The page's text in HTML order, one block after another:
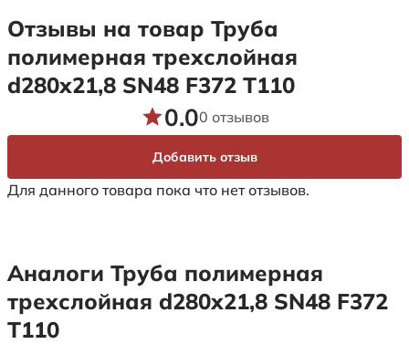
Отзывы на товар Труба
полимерная трехслойная
d280х21,8 SN48 F372 Т110
Для данного товара пока что нет отзывов.
0.00 отзывов
Добавить отзыв
Аналоги Труба полимерная
трехслойная d280х21,8 SN48 F372
Т110